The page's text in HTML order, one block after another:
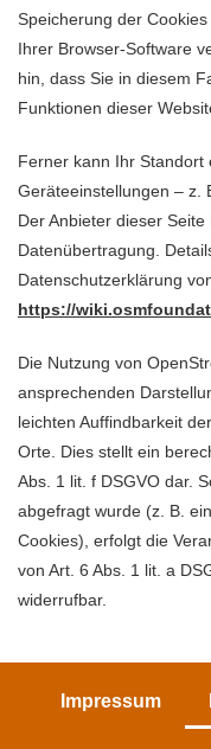
Speicherung der
Ihrer Browser-Software
hin, dass Sie in diesem
Funktionen dieser
Ferner kann Ihr Standort
Geräteeinstellungen – z.
Der Anbieter dieser
Datenübertragung.
Datenschutzerklärung
https://
Die Nutzung von
ansprechenden
leichten Auffindbarkeit
Orte. Dies stellt ein
Abs. 1 lit. f DSGVO dar.
abgefragt wurde (z. B.
Cookies), erfolgt die
von Art. 6 Abs. 1 lit. a
widerrufbar.
Impressum